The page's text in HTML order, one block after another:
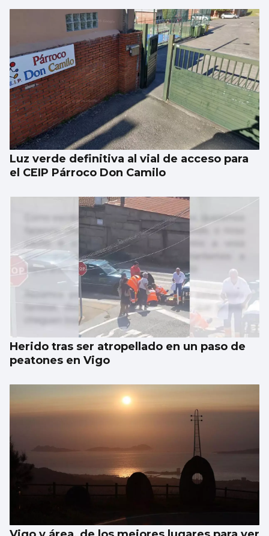
Luz verde definitiva al vial de acceso para
el CEIP Párroco Don Camilo
Herido tras ser atropellado en un paso de
peatones en Vigo